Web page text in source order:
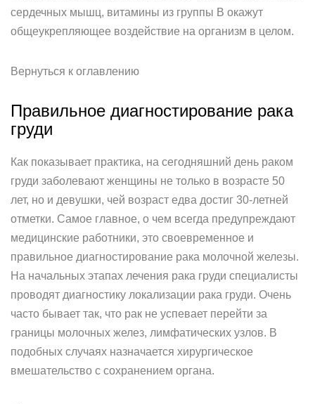
сердечных мышц, витамины из группы В окажут
общеукрепляющее воздействие на организм в целом.
Вернуться к оглавлению
Правильное диагностирование рака
груди
Как показывает практика, на сегодняшний день раком
груди заболевают женщины не только в возрасте 50
лет, но и девушки, чей возраст едва достиг 30-летней
отметки. Самое главное, о чем всегда предупреждают
медицинские работники, это своевременное и
правильное диагностирование рака молочной железы.
На начальных этапах лечения рака груди специалисты
проводят диагностику локализации рака груди. Очень
часто бывает так, что рак не успевает перейти за
границы молочных желез, лимфатических узлов. В
подобных случаях назначается хирургическое
вмешательство с сохранением органа.